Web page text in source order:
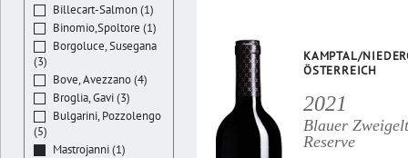
KAMPTAL/
ÖSTERREICH
2021
Blauer Zweigelt
Reserve
Billecart-Salmon (1)
Binomio,Spoltore (1)
Borgoluce, Susegana
(3)
Bove, Avezzano (4)
Broglia, Gavi (3)
Bulgarini, Pozzolengo
(5)
Mastrojanni (1)